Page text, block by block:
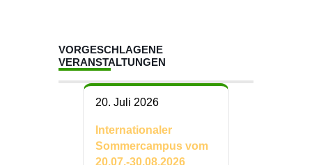
VORGESCHLAGENE
VERANSTALTUNGEN
20. Juli 2026
Internationaler
Sommercampus vom
20.07.-30.08.2026